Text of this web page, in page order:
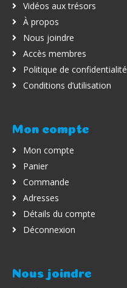
Vidéos aux trésors
À propos
Nous joindre
Accès membres
Politique de confidentialité
Conditions d’utilisation
Mon compte
Mon compte
Panier
Commande
Adresses
Détails du compte
Déconnexion
Nous joindre